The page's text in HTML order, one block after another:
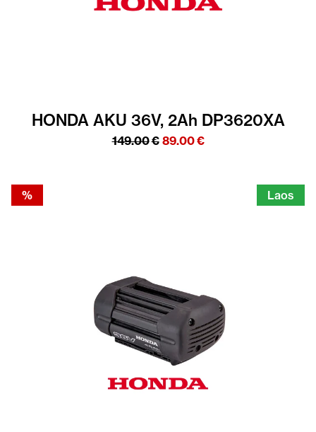
HONDA AKU 36V, 2Ah DP3620XA
149.00€ Algne
89.00€Praegune
%
Laos